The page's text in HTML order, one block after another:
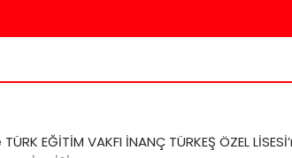
EĞİTİM VAKFI İNANÇ TÜRKEŞ ÖZEL